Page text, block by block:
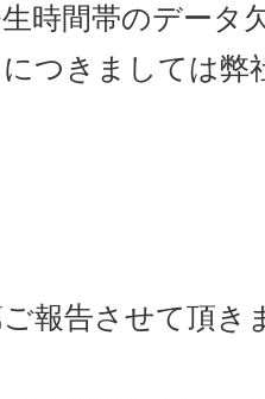
時間帯のデータ
つきましては弊
報告させて頂き